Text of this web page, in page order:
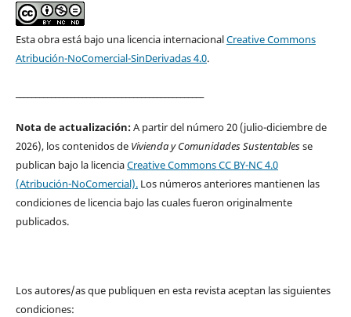
Esta obra está bajo una licencia internacionalCreative Commons
Atribución-NoComercial-SinDerivadas 4.0.
Nota de actualización:A partir del número 20 (julio-diciembre de
2026), los contenidos de Vivienda y Comunidades Sustentablesse
publican bajo la licenciaCreative Commons CC BY-NC 4.0
(Atribución-NoComercial).Los números anteriores mantienen las
condiciones de licencia bajo las cuales fueron originalmente
publicados.
Los autores/as que publiquen en esta revista aceptan las siguientes
condiciones: